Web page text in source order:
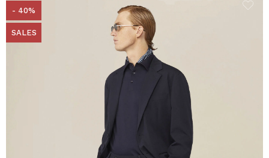
- 40%
SALES